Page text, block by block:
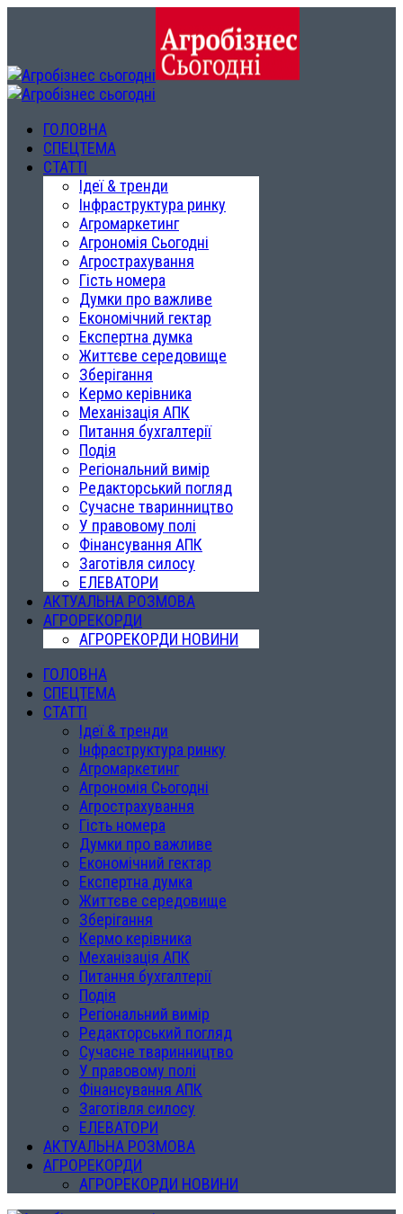
ГОЛОВНА
СПЕЦТЕМА
СТАТТІ
Ідеї & тренди
Інфраструктура ринку
Агромаркетинг
Агрономія Сьогодні
Агрострахування
Гість номера
Думки про важливе
Економічний гектар
Експертна думка
Життєве середовище
Зберігання
Кермо керівника
Механізація АПК
Питання бухгалтерії
Подія
Регіональний вимір
Редакторський погляд
Сучасне тваринництво
У правовому полі
Фінансування АПК
Заготівля силосу
ЕЛЕВАТОРИ
АКТУАЛЬНА РОЗМОВА
АГРОРЕКОРДИ
АГРОРЕКОРДИ НОВИНИ
ГОЛОВНА
СПЕЦТЕМА
СТАТТІ
Ідеї & тренди
Інфраструктура ринку
Агромаркетинг
Агрономія Сьогодні
Агрострахування
Гість номера
Думки про важливе
Економічний гектар
Експертна думка
Життєве середовище
Зберігання
Кермо керівника
Механізація АПК
Питання бухгалтерії
Подія
Регіональний вимір
Редакторський погляд
Сучасне тваринництво
У правовому полі
Фінансування АПК
Заготівля силосу
ЕЛЕВАТОРИ
АКТУАЛЬНА РОЗМОВА
АГРОРЕКОРДИ
АГРОРЕКОРДИ НОВИНИ